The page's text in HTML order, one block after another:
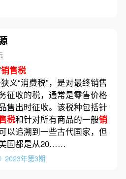
销售税
义“消费税”，是对最终销售
征收的税，通常是零售价格
售出时征收。该税种包括针
税和针对所有商品的一般销
以追溯到一些古代国家，但
国都是从20……
2023年第3期